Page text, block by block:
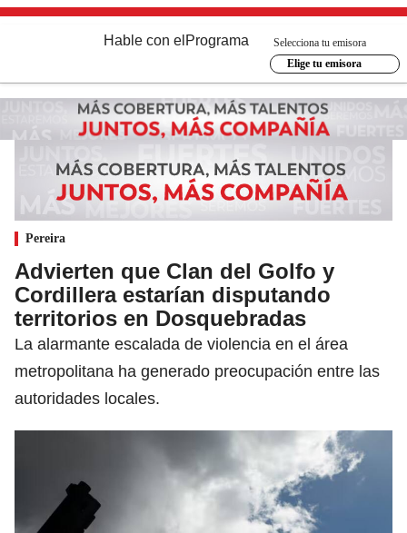
Hable con el Programa
Selecciona tu emisora
Elige tu emisora
Pereira
Advierten que Clan del Golfo y
Cordillera estarían disputando
territorios en Dosquebradas
La alarmante escalada de violencia en el área
metropolitana ha generado preocupación entre las
autoridades locales.